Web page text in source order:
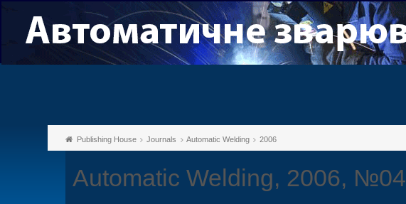
Publishing House Journals Automatic Welding 2006
Automatic Welding, 2006, №04